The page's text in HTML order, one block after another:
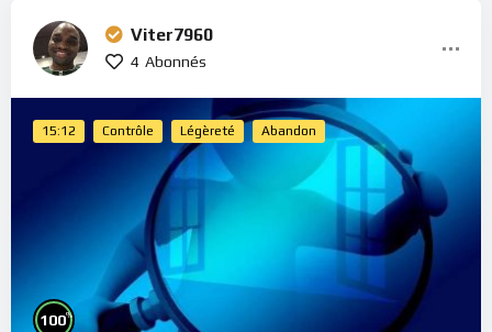
Viter7960
4 Abonnés
15:12 Contrôle Légèreté Abandon
100%